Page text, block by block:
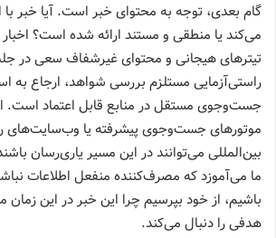
گام بعدی، توجه به محتوای خبر است. آیا خبر
می‌کند یا منطقی و مستند ارائه شده است؟
تیترهای هیجانی و محتوای غیرشفاف سعی در
راستی‌آزمایی مستلزم بررسی شواهد، ارجاع به
جست‌وجوی مستقل در منابع قابل اعتماد است.
موتورهای جست‌وجوی پیشرفته یا وب‌سایت‌های
بین‌المللی می‌توانند در این مسیر یاری‌رسان
ما می‌آموزد که مصرف‌کننده منفعل اطلاعات
باشیم، از خود بپرسیم چرا این خبر در این
هدفی را دنبال می‌کند.